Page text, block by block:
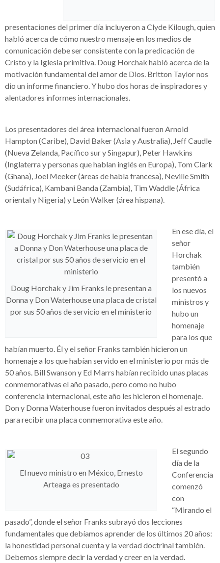
presentaciones del primer día incluyeron a Clyde Kilough, quien
habló acerca de cómo nuestro mensaje en los medios de
comunicación debe ser consistente con la predicación de
Cristo y la Iglesia primitiva. Doug Horchak habló acerca de la
motivación fundamental del amor de Dios. Britton Taylor nos
dio un informe financiero. Y hubo dos horas de inspiradores y
alentadores informes internacionales.
Los presentadores del área internacional fueron Arnold
Hampton (Caribe), David Baker (Asia y Australia), Jeff Caudle
(Nueva Zelanda, Pacífico sur y Singapur), Peter Hawkins
(Inglaterra y personas que hablan inglés en Europa), Tom Clark
(Ghana), Joel Meeker (áreas de habla francesa), Neville Smith
(Sudáfrica), Kambani Banda (Zambia), Tim Waddle (África
oriental y Nigeria) y León Walker (área hispana).
Doug Horchak y Jim Franks le presentan a
Donna y Don Waterhouse una placa de cristal
por sus 50 años de servicio en el ministerio
En ese día, el
señor
Horchak
también
presentó a
los nuevos
ministros y
hubo un
homenaje
para los que
habían muerto. Él y el señor Franks también hicieron un
homenaje a los que habían servido en el ministerio por más de
50 años. Bill Swanson y Ed Marrs habían recibido unas placas
conmemorativas el año pasado, pero como no hubo
conferencia internacional, este año les hicieron el homenaje.
Don y Donna Waterhouse fueron invitados después al estrado
para recibir una placa conmemorativa este año.
El nuevo ministro en México, Ernesto
Arteaga es presentado
El segundo
día de la
Conferencia
comenzó
con
“Mirando el
pasado”, donde el señor Franks subrayó dos lecciones
fundamentales que debíamos aprender de los últimos 20 años:
la honestidad personal cuenta y la verdad doctrinal también.
Debemos siempre decir la verdad y creer en la verdad.